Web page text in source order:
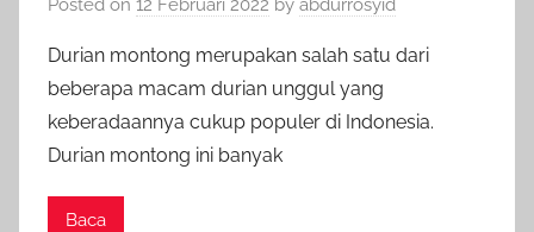
Durian montong merupakan salah satu dari
beberapa macam durian unggul yang
keberadaannya cukup populer di Indonesia.
Durian montong ini banyak
Baca